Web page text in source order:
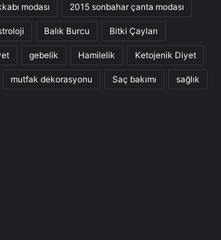
modası 2015 sonbahar çanta modası
Balık Burcu Bitki Çayları
gebelik Hamilelik Ketojenik Diyet
mutfak dekorasyonu Saç bakımı sağlık